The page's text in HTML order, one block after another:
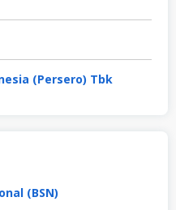
(Persero) Tbk
(BSN)